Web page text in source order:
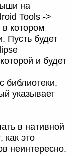
на
Tools ->
котором
Пусть будет
и будет
библиотеки.
указывает
в нативной
как это
неинтересно.